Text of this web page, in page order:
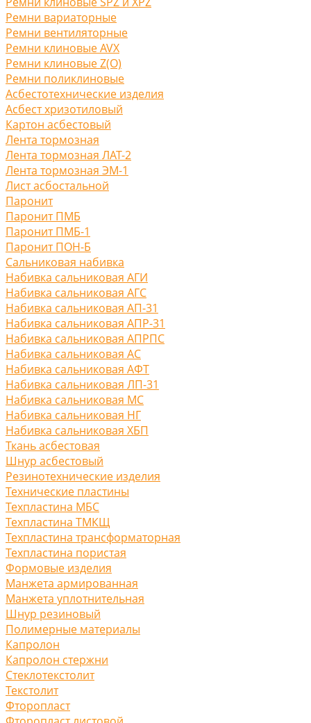
Ремни вариаторные
Ремни вентиляторные
Ремни клиновые AVX
Ремни клиновые Z(O)
Ремни поликлиновые
Асбестотехнические изделия
Асбест хризотиловый
Картон асбестовый
Лента тормозная
Лента тормозная ЛАТ-2
Лента тормозная ЭМ-1
Лист асбостальной
Паронит
Паронит ПМБ
Паронит ПМБ-1
Паронит ПОН-Б
Сальниковая набивка
Набивка сальниковая АГИ
Набивка сальниковая АГС
Набивка сальниковая АП-31
Набивка сальниковая АПР-31
Набивка сальниковая АПРПС
Набивка сальниковая АС
Набивка сальниковая АФТ
Набивка сальниковая ЛП-31
Набивка сальниковая МС
Набивка сальниковая НГ
Набивка сальниковая ХБП
Ткань асбестовая
Шнур асбестовый
Резинотехнические изделия
Технические пластины
Техпластина МБС
Техпластина ТМКЩ
Техпластина трансформаторная
Техпластина пористая
Формовые изделия
Манжета армированная
Манжета уплотнительная
Шнур резиновый
Полимерные материалы
Капролон
Капролон стержни
Стеклотекстолит
Текстолит
Фторопласт